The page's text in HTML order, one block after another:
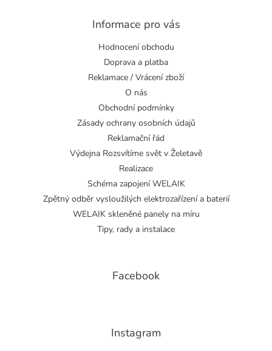
Informace pro vás
Hodnocení obchodu
Doprava a platba
Reklamace / Vrácení zboží
O nás
Obchodní podmínky
Zásady ochrany osobních údajů
Reklamační řád
Výdejna Rozsvítíme svět v Želetavě
Realizace
Schéma zapojení WELAIK
Zpětný odběr vysloužilých elektrozařízení a baterií
WELAIK skleněné panely na míru
Tipy, rady a instalace
Facebook
Instagram